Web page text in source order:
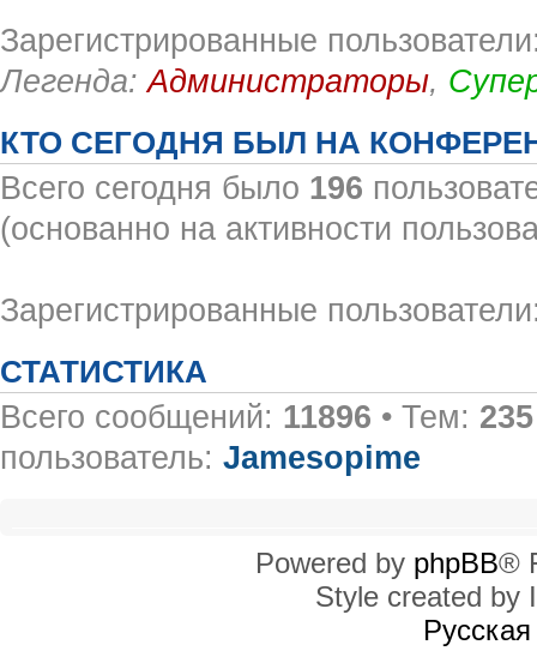
Зарегистрированные
Легенда:Администраторы,
КТО СЕГОДНЯ БЫЛ НА
Всего сегодня было 196
(основанно на активности
Зарегистрированные
СТАТИСТИКА
Всего сообщений: 11896 • Тем: 235
пользователь: Jamesopime
Powered by phpBB®
Style created by